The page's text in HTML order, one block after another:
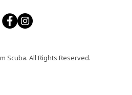
Scuba. All Rights Reserved.